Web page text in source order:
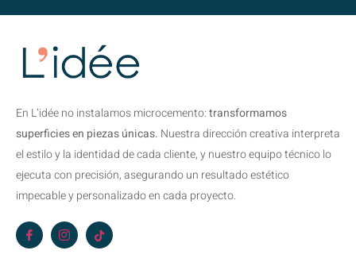
En L’idée no instalamos microcemento:transformamos
superficies en piezas únicas. Nuestra dirección creativa interpreta
el estilo y la identidad de cada cliente, y nuestro equipo técnico lo
ejecuta con precisión, asegurando un resultado estético
impecable y personalizado en cada proyecto.